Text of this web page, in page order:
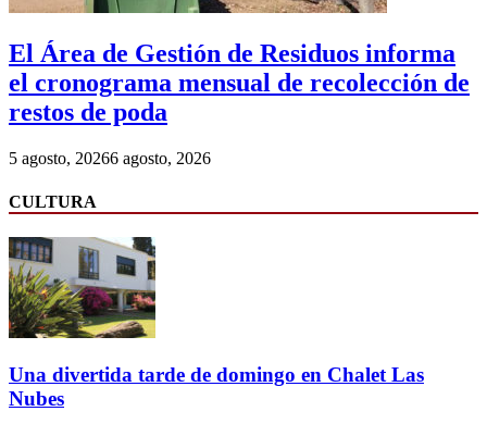
El Área de Gestión de Residuos informa
el cronograma mensual de recolección de
restos de poda
5 agosto, 20266 agosto, 2026
CULTURA
Una divertida tarde de domingo en Chalet Las
Nubes